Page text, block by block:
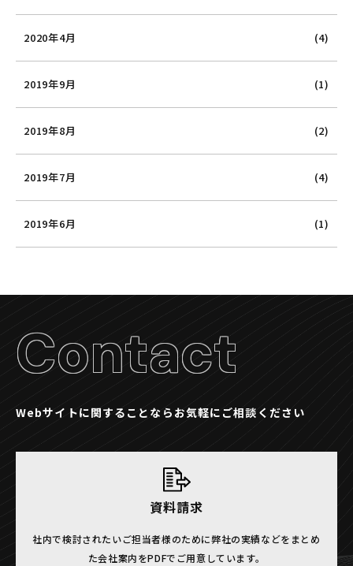
2020年4月 (4)
2019年9月 (1)
2019年8月 (2)
2019年7月 (4)
2019年6月 (1)
Contact
Webサイトに関することならお気軽にご相談ください
資料請求
社内で検討されたいご担当者様のために弊社の実績などをまとめ
た会社案内をPDFでご用意しています。